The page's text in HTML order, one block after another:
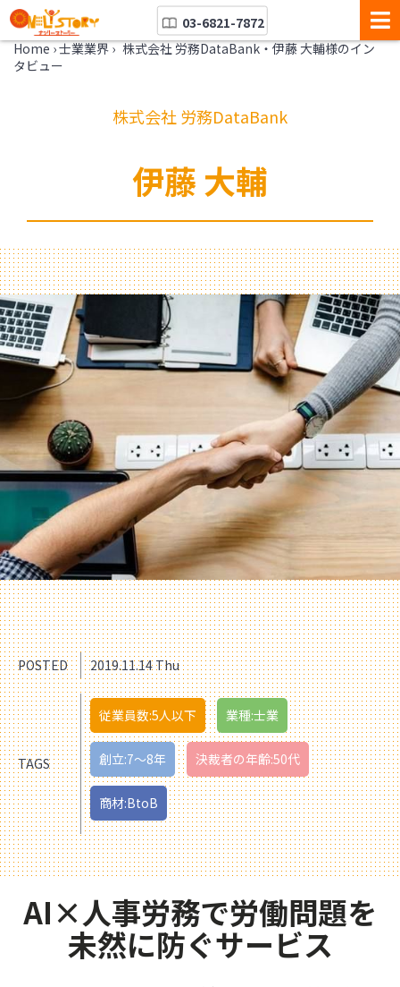
03-6821-7872
Home ›士業業界 › 株式会社 労務DataBank・伊藤 大輔様のイン
タビュー
株式会社 労務DataBank
伊藤 大輔
POSTED 2019.11.14 Thu
TAGS
従業員数:5人以下 業種:士業
創立:7〜8年 決裁者の年齢:50代
商材:BtoB
AI×人事労務で労働問題を
未然に防ぐサービス